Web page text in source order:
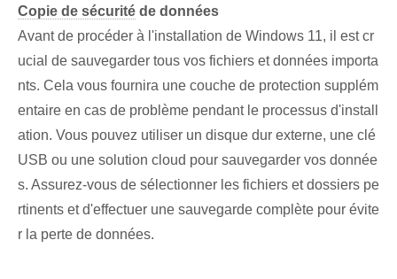
Copie de sécurité de données
Avant de procéder à l'installation de Windows 11, il est cr
ucial de sauvegarder tous vos fichiers et données importa
nts. Cela vous fournira une couche de protection supplém
entaire en cas de problème pendant le processus d'install
ation. Vous pouvez utiliser un disque dur externe, une clé
USB ou une solution cloud pour sauvegarder vos donnée
s. Assurez-vous de sélectionner les fichiers et dossiers pe
rtinents et d'effectuer une sauvegarde complète pour évite
r la perte de données.